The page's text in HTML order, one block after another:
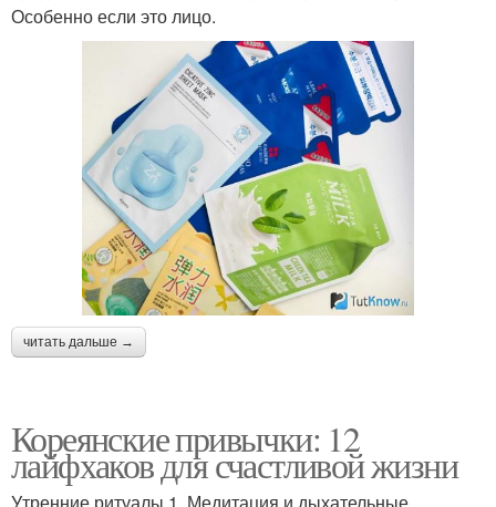
Особенно если это лицо.
читать дальше →
Кореянские привычки: 12
лайфхаков для счастливой жизни